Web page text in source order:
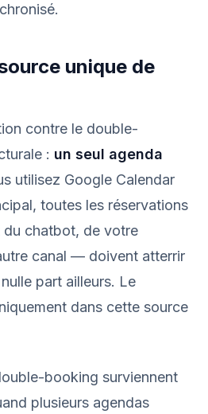
unique de
contre le double-
: un seul agenda
utilisez Google Calendar
toutes les réservations
chatbot, de votre
canal — doivent atterrir
part ailleurs. Le
dans cette source
booking surviennent
plusieurs agendas